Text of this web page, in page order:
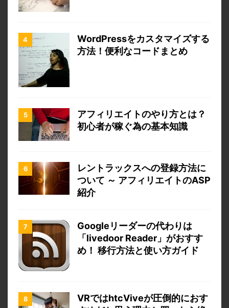
WordPressをカスタマイズする
方法！便利なコードまとめ
アフィリエイトのやり方とは？
初心者が稼ぐ為の基本知識
レントラックスへの登録方法に
ついて ～ アフィリエイトのASP
紹介
Googleリーダーの代わりは
「livedoor Reader」がおすす
め！ 移行方法と使い方ガイド
VRではhtcViveが圧倒的におす